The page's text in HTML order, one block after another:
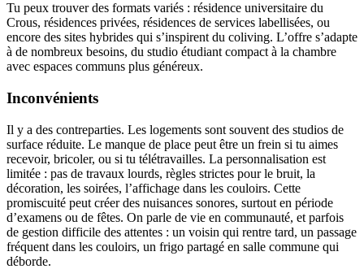
Tu peux trouver des formats variés : résidence universitaire du
Crous, résidences privées, résidences de services labellisées, ou
encore des sites hybrides qui s’inspirent du coliving. L’offre s’adapte
à de nombreux besoins, du studio étudiant compact à la chambre
avec espaces communs plus généreux.
Inconvénients
Il y a des contreparties. Les logements sont souvent des studios de
surface réduite. Le manque de place peut être un frein si tu aimes
recevoir, bricoler, ou si tu télétravailles. La personnalisation est
limitée : pas de travaux lourds, règles strictes pour le bruit, la
décoration, les soirées, l’affichage dans les couloirs. Cette
promiscuité peut créer des nuisances sonores, surtout en période
d’examens ou de fêtes. On parle de vie en communauté, et parfois
de gestion difficile des attentes : un voisin qui rentre tard, un passage
fréquent dans les couloirs, un frigo partagé en salle commune qui
déborde.